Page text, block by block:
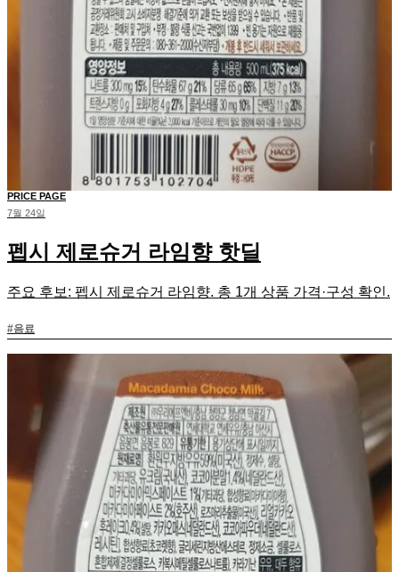
PRICE PAGE
7월 24일
펩시 제로슈거 라임향 핫딜
주요 후보: 펩시 제로슈거 라임향. 총 1개 상품 가격·구성 확인.
#음료